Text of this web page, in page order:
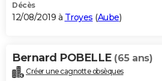
Décès
12/08/2019 à Troyes (Aube)
Bernard POBELLE (65 ans)
Créer une cagnotte obsèques